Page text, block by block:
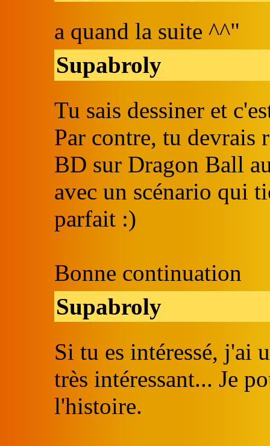
a quand la suite ^^"
Supabroly
Tu sais dessiner et
Par contre, tu devrais
BD sur Dragon Ball
avec un scénario qui
parfait :)
Bonne continuation
Supabroly
Si tu es intéressé, j'ai
très intéressant... Je
l'histoire.